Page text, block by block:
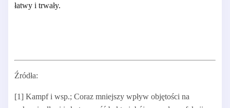
łatwy i trwały.
Źródła:
[1] Kampf i wsp.; Coraz mniejszy wpływ objętości na